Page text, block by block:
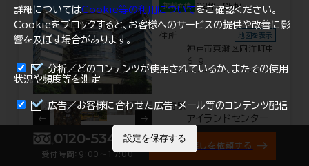
掲載面積 22坪～85坪
住所
神戸市東灘区向洋町中
6-9
地図を表示
最寄駅
アイランドセンター
駅(神戸新交通六甲
アイランド線) 西出
まとめて資料請求
0120-534-011
受付時間：9:00〜17:00
オフィス探しを依頼する
詳細についてはCookie等の利用についてをご確認ください。
Cookieをブロックすると、お客様へのサービスの提供や改善に影
響を及ぼす場合があります。
分析／どのコンテンツが使用されているか、またその使用
状況や頻度等を測定
広告／お客様に合わせた広告・メール等のコンテンツ配信
設定を保存する